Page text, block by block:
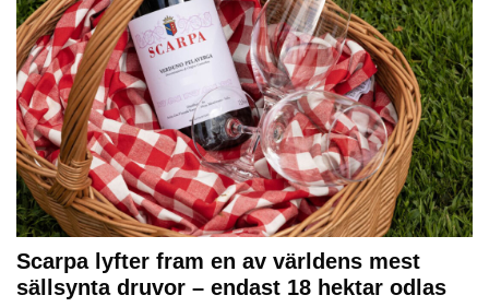
Scarpa lyfter fram en av världens mest
sällsynta druvor – endast 18 hektar odlas